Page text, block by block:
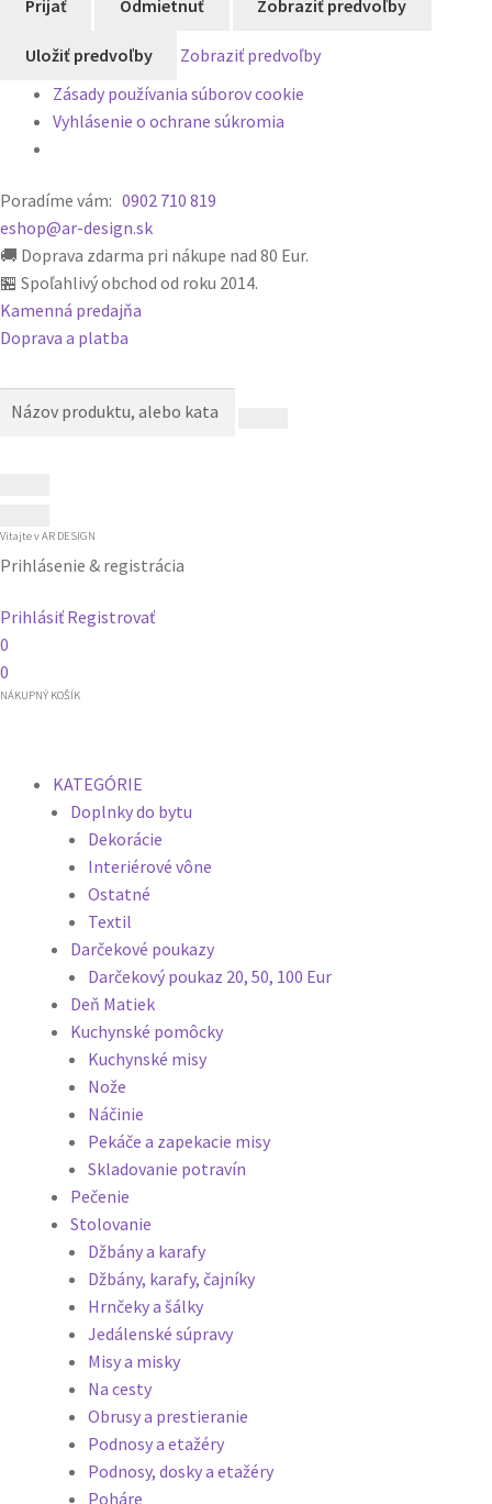
Prijať Odmietnuť Zobraziť predvoľby
Uložiť predvoľby
Zobraziť predvoľby
Zásady používania súborov cookie
Vyhlásenie o ochrane súkromia
Poradíme vám: 0902 710 819
eshop@ar-design.sk
🚚 Doprava zdarma pri nákupe nad 80 Eur.
🏪 Spoľahlivý obchod od roku 2014.
Kamenná predajňa
Doprava a platba
Vitajte vAR DESIGN
Prihlásenie & registrácia
Prihlásiť Registrovať
0
0
NÁKUPNÝ KOŠÍK
KATEGÓRIE
Doplnky do bytu
Dekorácie
Interiérové vône
Ostatné
Textil
Darčekové poukazy
Darčekový poukaz 20, 50, 100 Eur
Deň Matiek
Kuchynské pomôcky
Kuchynské misy
Nože
Náčinie
Pekáče a zapekacie misy
Skladovanie potravín
Pečenie
Stolovanie
Džbány a karafy
Džbány, karafy, čajníky
Hrnčeky a šálky
Jedálenské súpravy
Misy a misky
Na cesty
Obrusy a prestieranie
Podnosy a etažéry
Podnosy, dosky a etažéry
Poháre